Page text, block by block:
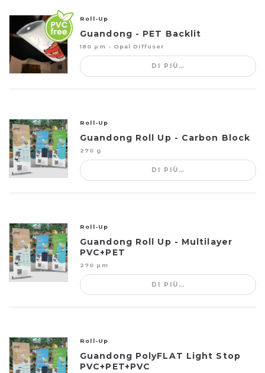
Roll-Up
Guandong - PET Backlit
180 µm - Opal Diffuser
DI PIÙ…
Roll-Up
Guandong Roll Up - Carbon Block
270 g
DI PIÙ…
Roll-Up
Guandong Roll Up - Multilayer
PVC+PET
270 µm
DI PIÙ…
Roll-Up
Guandong PolyFLAT Light Stop
PVC+PET+PVC